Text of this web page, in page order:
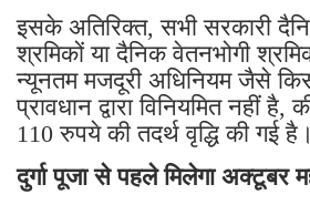
इसके अतिरिक्त, सभी सरकारी
श्रमिकों या दैनिक वेतनभोगी
न्यूनतम मजदूरी अधिनियम जैसे
प्रावधान द्वारा विनियमित नहीं
110 रुपये की तदर्थ वृद्धि की गई है।
दुर्गा पूजा से पहले मिलेगा अक्टूबर